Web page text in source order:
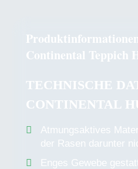
Continental Teppich
TECHNISCHE
CONTINENTAL
Atmungsaktives
der Rasen darunter
Enges Gewebe